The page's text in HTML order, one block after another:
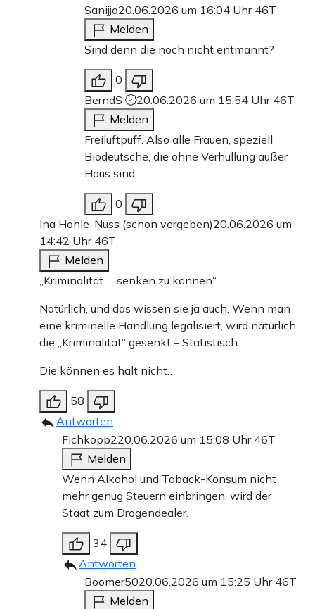
Sanijjo20.06.2026 um 16:04 Uhr 46T
Melden
Sind denn die noch nicht entmannt?
0
BerndS
20.06.2026 um 15:54 Uhr 46T
Melden
Freiluftpuff. Also alle Frauen, speziell
Biodeutsche, die ohne Verhüllung außer
Haus sind…
0
Ina Hohle-Nuss (schon vergeben)20.06.2026 um
14:42 Uhr 46T
Melden
„Kriminalität … senken zu können“
Natürlich, und das wissen sie ja auch. Wenn man
eine kriminelle Handlung legalisiert, wird natürlich
die „Kriminalität“ gesenkt – Statistisch.
Die können es halt nicht…
58
Antworten
Fichkopp220.06.2026 um 15:08 Uhr 46T
Melden
Wenn Alkohol und Taback-Konsum nicht
mehr genug Steuern einbringen, wird der
Staat zum Drogendealer.
34
Antworten
Boomer5020.06.2026 um 15:25 Uhr 46T
Melden